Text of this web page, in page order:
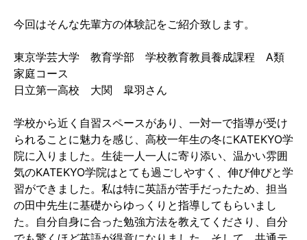
今回はそんな先輩方の体験記をご紹介致します。
東京学芸大学 教育学部 学校教育教員養成課程 A類
家庭コース
日立第一高校 大関 皐羽さん
学校から近く自習スペースがあり、一対一で指導が受け
られることに魅力を感じ、高校一年生の冬にKATEKYO学
院に入りました。生徒一人一人に寄り添い、温かい雰囲
気のKATEKYO学院はとても過ごしやすく、伸び伸びと学
習ができました。私は特に英語が苦手だったため、担当
の田中先生に基礎からゆっくりと指導してもらいまし
た。自分自身に合った勉強方法を教えてくださり、自分